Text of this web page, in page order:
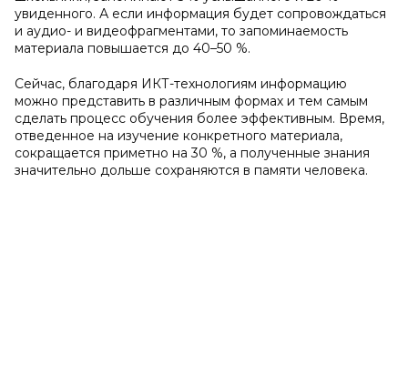
увиденного. А если информация будет сопровождаться
и аудио- и видеофрагментами, то запоминаемость
материала повышается до 40–50 %.
Сейчас, благодаря ИКТ-технологиям информацию
можно представить в различным формах и тем самым
сделать процесс обучения более эффективным. Время,
отведенное на изучение конкретного материала,
сокращается приметно на 30 %, а полученные знания
значительно дольше сохраняются в памяти человека.